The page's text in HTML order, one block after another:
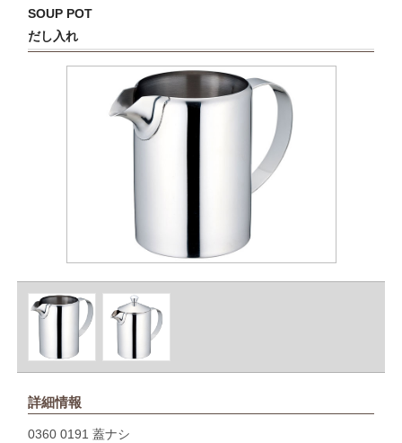
SOUP POT
だし入れ
詳細情報
0360 0191 蓋ナシ